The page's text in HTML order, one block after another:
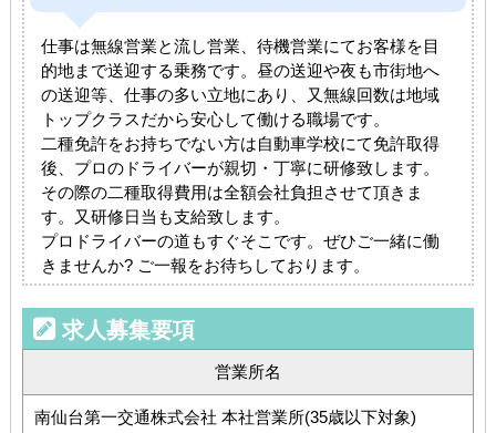
仕事は無線営業と流し営業、待機営業にてお客様を目
的地まで送迎する乗務です。昼の送迎や夜も市街地へ
の送迎等、仕事の多い立地にあり、又無線回数は地域
トップクラスだから安心して働ける職場です。
二種免許をお持ちでない方は自動車学校にて免許取得
後、プロのドライバーが親切・丁寧に研修致します。
その際の二種取得費用は全額会社負担させて頂きま
す。又研修日当も支給致します。
プロドライバーの道もすぐそこです。ぜひご一緒に働
きませんか? ご一報をお待ちしております。
求人募集要項
営業所名
南仙台第一交通株式会社 本社営業所(35歳以下対象)